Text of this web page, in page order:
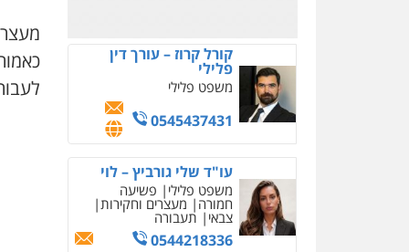
קורל קרוז – עורך דין
פלילי
משפט פלילי
0545437431
עו"ד שלי גורביץ – לוי
משפט פלילי פשיעה
חמורה מעצרים וחקירות
צבאי תעבורה
0544218336